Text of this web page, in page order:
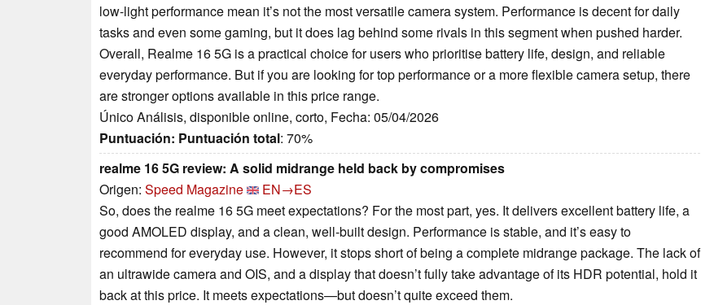
low-light performance mean it’s not the most versatile camera system. Performance is decent for daily
tasks and even some gaming, but it does lag behind some rivals in this segment when pushed harder.
Overall, Realme 16 5G is a practical choice for users who prioritise battery life, design, and reliable
everyday performance. But if you are looking for top performance or a more flexible camera setup, there
are stronger options available in this price range.
Único Análisis, disponible online, corto, Fecha: 05/04/2026
Puntuación: Puntuación total: 70%
realme 16 5G review: A solid midrange held back by compromises
Origen: Speed Magazine
EN→ES
So, does the realme 16 5G meet expectations? For the most part, yes. It delivers excellent battery life, a
good AMOLED display, and a clean, well-built design. Performance is stable, and it’s easy to
recommend for everyday use. However, it stops short of being a complete midrange package. The lack of
an ultrawide camera and OIS, and a display that doesn’t fully take advantage of its HDR potential, hold it
back at this price. It meets expectations—but doesn’t quite exceed them.